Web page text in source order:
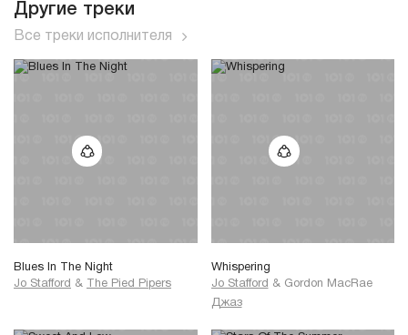
Другие треки
Все треки исполнителя
Blues In The Night
Jo Stafford & The Pied Pipers
Whispering
Jo Stafford & Gordon MacRae
Джаз